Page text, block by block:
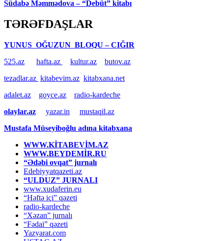
Südabə Məmmədova – “Debüt” kitabı
TƏRƏFDAŞLAR
YUNUS OĞUZUN BLOQU – CIĞIR
525.az
hafta.az kultur.az
butov.az
tezadlar.az kitabevim.az kitabxana.net
adalet.az
goyce.az
radio-kardeche
olaylar.az
yazar.in
mustaqil.az
Mustafa Müseyiboğlu adına kitabxana
WWW.KİTABEVİM.AZ
WWW.BEYDEMİR.RU
“Ədəbi ovqat” jurnalı
Edebiyyatqazeti.az
“ULDUZ” JURNALI
www.xudaferin.eu
“Həftə içi” qəzeti
radio-kardeche
“Xəzan” jurnalı
“Fədai” qəzeti
Yazyarat.com